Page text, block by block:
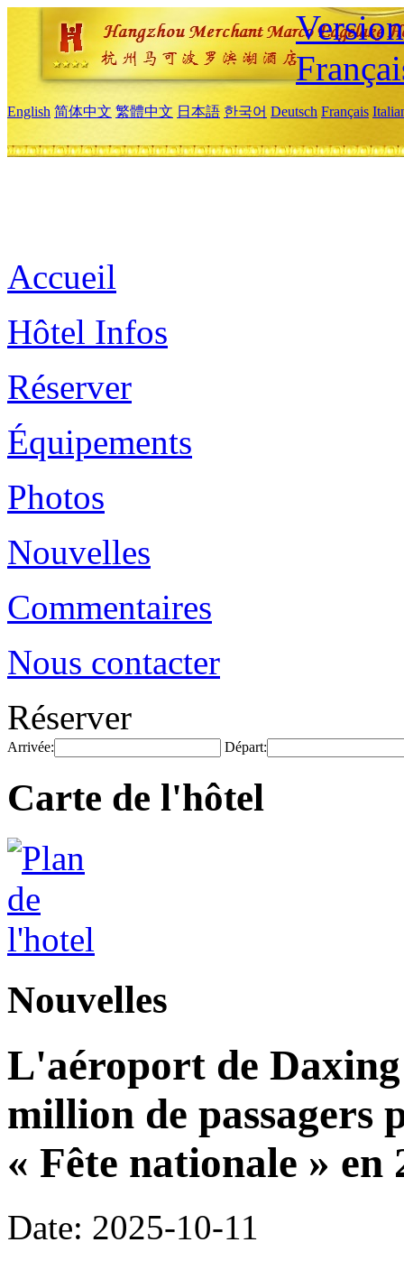
English 简体中文 繁體中文 日本語 한국어 Deutsch Français
Accueil
Hôtel Infos
Réserver
Équipements
Photos
Nouvelles
Commentaires
Nous contacter
Réserver
Arrivée: Départ:
Carte de l'hôtel
Nouvelles
L'aéroport de
million de passagers
« Fête nationale » en
Date: 2025-10-11